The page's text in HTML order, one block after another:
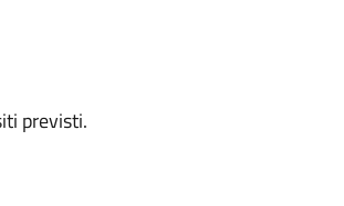
previsti.